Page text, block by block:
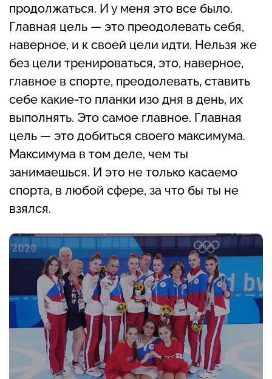
продолжаться. И у меня это все было.
Главная цель — это преодолевать себя,
наверное, и к своей цели идти. Нельзя же
без цели тренироваться, это, наверное,
главное в спорте, преодолевать, ставить
себе какие-то планки изо дня в день, их
выполнять. Это самое главное. Главная
цель — это добиться своего максимума.
Максимума в том деле, чем ты
занимаешься. И это не только касаемо
спорта, в любой сфере, за что бы ты не
взялся.